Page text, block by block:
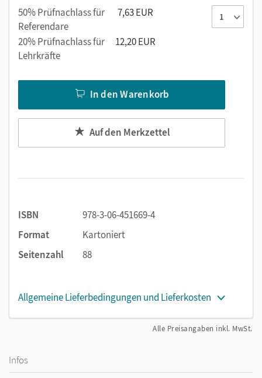
50% Prüfnachlass für
Referendare
7,63 EUR
20% Prüfnachlass für
Lehrkräfte
12,20 EUR
In den Warenkorb
Auf den Merkzettel
ISBN
978-3-06-451669-4
Format
Kartoniert
Seitenzahl
88
Allgemeine Lieferbedingungen und Lieferkosten
Alle Preisangaben inkl. MwSt.
Infos